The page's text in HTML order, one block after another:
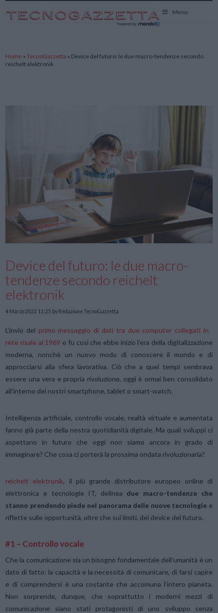
Menu
Home »TecnoGazzetta » Device del futuro: le due macro-tendenze secondo
reichelt elektronik
Device del futuro: le due macro-
tendenze secondo reichelt
elektronik
4 Marzo 2022 11:25 by Redazione TecnoGazzetta
L’invio del primo messaggio di dati tra due computer collegati in
rete risale al 1969 e fu così che ebbe inizio l’era della digitalizzazione
moderna, nonchè un nuovo modo di conoscere il mondo e di
approcciarsi alla sfera lavorativa. Ciò che a quei tempi sembrava
essere una vera e propria rivoluzione, oggi è ormai ben consolidato
all’interno dei nostri smartphone, tablet o smart-watch.
Intelligenza artificiale, controllo vocale, realtà virtuale e aumentata
fanno già parte della nostra quotidianità digitale. Ma quali sviluppi ci
aspettano in futuro che oggi non siamo ancora in grado di
immaginare? Che cosa ci porterà la prossima ondata rivoluzionaria?
reichelt elektronik, il più grande distributore europeo online di
elettronica e tecnologie IT, delinea due macro-tendenze che
stanno prendendo piede nel panorama delle nuove tecnologie e
riflette sulle opportunità, oltre che sui limiti, dei device del futuro.
#1 – Controllo vocale
Che la comunicazione sia un bisogno fondamentale dell’umanità è un
dato di fatto: la capacità e la necessità di comunicare, di farsi capire
e di comprendersi è una costante che accomuna l’intero pianeta.
Non sorprende, dunque, che soprattutto i moderni mezzi di
comunicazione siano stati protagonisti di uno sviluppo senza